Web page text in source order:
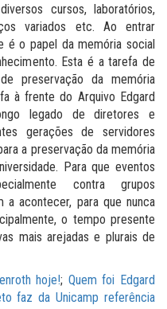
cursos, laboratórios,
variados etc. Ao entrar
é o papel da memória social
Esta é a tarefa de
preservação da memória
à frente do Arquivo Edgard
legado de diretores e
gerações de servidores
a preservação da memória
Para que eventos
contra grupos
a acontecer, para que nunca
o tempo presente
mais arejadas e plurais de
hoje!; Quem foi Edgard
faz da Unicamp referência